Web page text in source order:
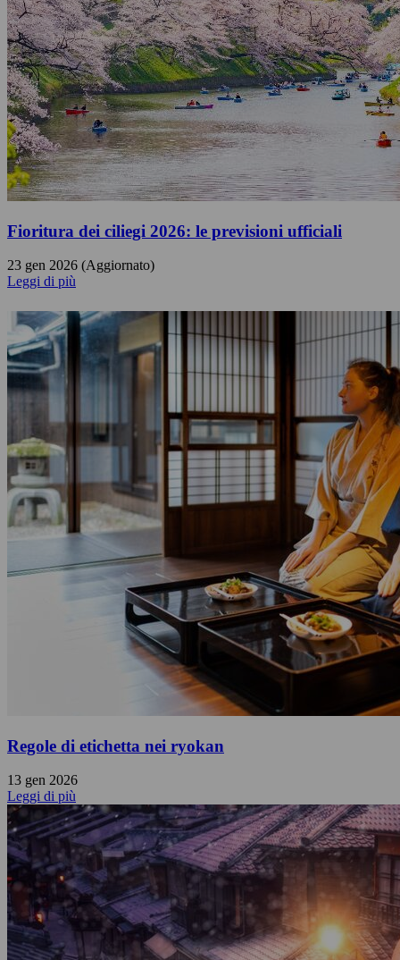
Fioritura dei ciliegi 2026: le previsioni ufficiali
23 gen 2026 (Aggiornato)
Leggi di più
Regole di etichetta nei ryokan
13 gen 2026
Leggi di più